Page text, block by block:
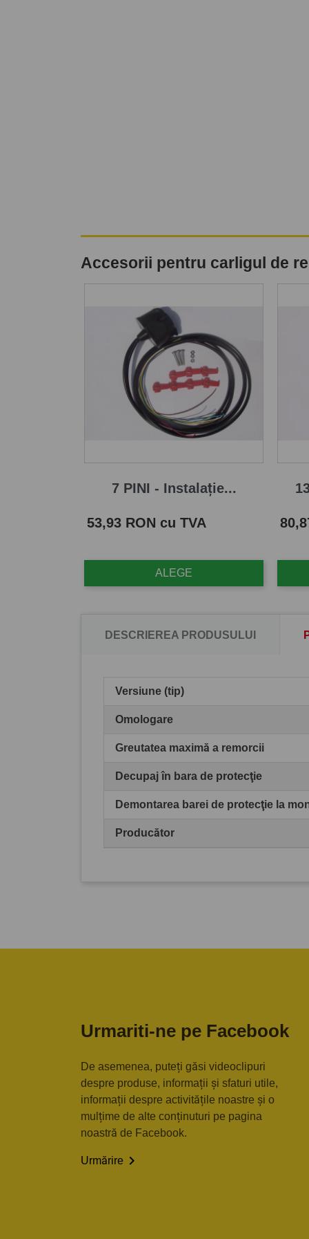
Accesorii pentru carligul de
7 PINI - Instalație...
Pret
53,93 RON cu TVA
ALEGE
Pret
DESCRIEREA PRODUSULUI
Versiune (tip)
Omologare
Greutatea maximă a remorcii
Decupaj în bara de protecţie
Demontarea barei de protecţie la
Producător
Urmariti-ne pe Facebook
De asemenea, puteți găsi videoclipuri
despre produse, informații și sfaturi utile,
informații despre activitățile noastre și o
mulțime de alte conținuturi pe pagina
noastră de Facebook.
Urmărire 